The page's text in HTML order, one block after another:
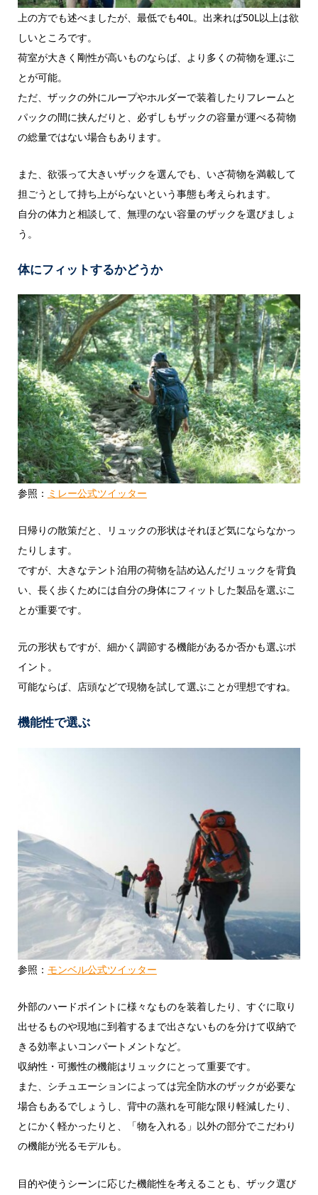
上の方でも述べましたが、最低でも40L。出来れば50L以上は欲
しいところです。
荷室が大きく剛性が高いものならば、より多くの荷物を運ぶこ
とが可能。
ただ、ザックの外にループやホルダーで装着したりフレームと
パックの間に挟んだりと、必ずしもザックの容量が運べる荷物
の総量ではない場合もあります。
また、欲張って大きいザックを選んでも、いざ荷物を満載して
担ごうとして持ち上がらないという事態も考えられます。
自分の体力と相談して、無理のない容量のザックを選びましょ
う。
体にフィットするかどうか
参照： ミレー公式ツイッター
日帰りの散策だと、リュックの形状はそれほど気にならなかっ
たりします。
ですが、大きなテント泊用の荷物を詰め込んだリュックを背負
い、長く歩くためには自分の身体にフィットした製品を選ぶこ
とが重要です。
元の形状もですが、細かく調節する機能があるか否かも選ぶポ
イント。
可能ならば、店頭などで現物を試して選ぶことが理想ですね。
機能性で選ぶ
参照： モンベル公式ツイッター
外部のハードポイントに様々なものを装着したり、すぐに取り
出せるものや現地に到着するまで出さないものを分けて収納で
きる効率よいコンパートメントなど。
収納性・可搬性の機能はリュックにとって重要です。
また、シチュエーションによっては完全防水のザックが必要な
場合もあるでしょうし、背中の蒸れを可能な限り軽減したり、
とにかく軽かったりと、「物を入れる」以外の部分でこだわり
の機能が光るモデルも。
目的や使うシーンに応じた機能性を考えることも、ザック選び